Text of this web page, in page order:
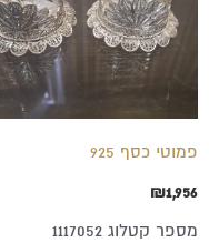
פמוטי כסף 925
₪1,956
מספר קטלוג 1117052